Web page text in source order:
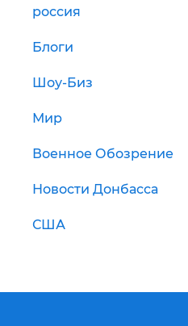
россия
Блоги
Шоу-Биз
Мир
Военное Обозрение
Новости Донбасса
США